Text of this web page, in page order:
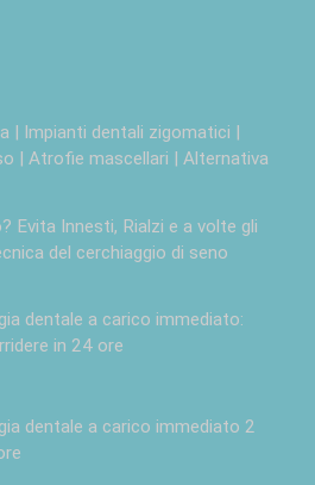
| Impianti dentali zigomatici |
| Atrofie mascellari | Alternativa
Evita Innesti, Rialzi e a volte gli
del cerchiaggio di seno
dentale a carico immediato:
in 24 ore
dentale a carico immediato 2